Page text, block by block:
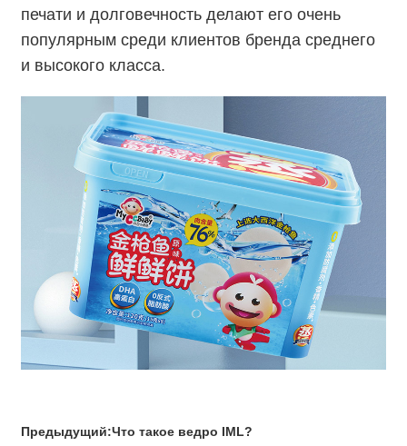
печати и долговечность делают его очень
популярным среди клиентов бренда среднего
и высокого класса.
Предыдущий:Что такое ведро IML? ‌